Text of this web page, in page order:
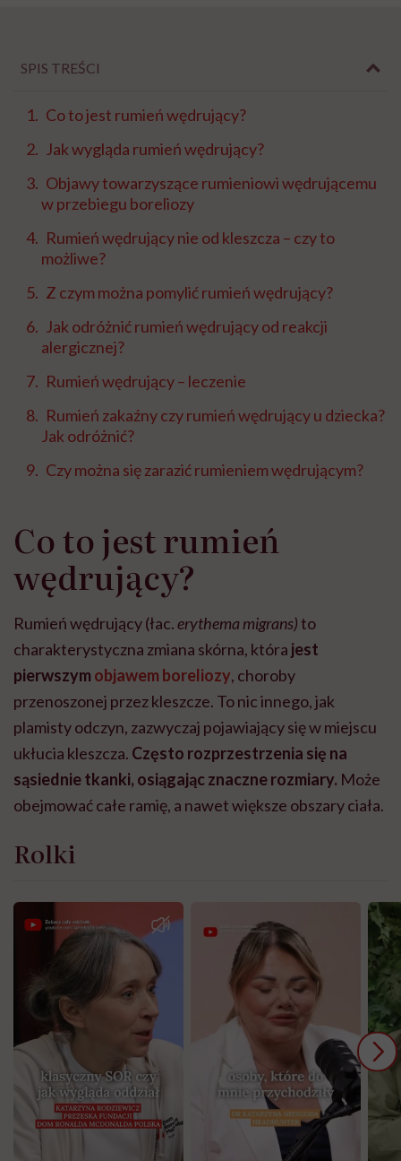
SPIS TREŚCI
Co to jest rumień wędrujący?
Jak wygląda rumień wędrujący?
Objawy towarzyszące rumieniowi wędrującemu
w przebiegu boreliozy
Rumień wędrujący nie od kleszcza – czy to
możliwe?
Z czym można pomylić rumień wędrujący?
Jak odróżnić rumień wędrujący od reakcji
alergicznej?
Rumień wędrujący – leczenie
Rumień zakaźny czy rumień wędrujący u dziecka?
Jak odróżnić?
Czy można się zarazić rumieniem wędrującym?
Co to jest rumień
wędrujący?
Rumień wędrujący (łac.erythema migrans)to
charakterystyczna zmiana skórna, która jest
pierwszym objawem boreliozy, choroby
przenoszonej przez kleszcze. To nic innego, jak
plamisty odczyn, zazwyczaj pojawiający się w miejscu
ukłucia kleszcza. Często rozprzestrzenia się na
sąsiednie tkanki, osiągając znaczne rozmiary. Może
obejmować całe ramię, a nawet większe obszary ciała.
Rolki